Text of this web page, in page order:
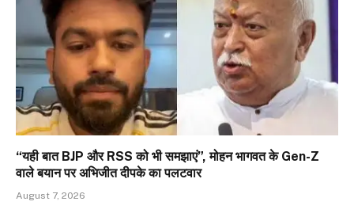
“यही बात BJP और RSS को भी समझाएं”, मोहन भागवत के Gen-Z
वाले बयान पर अभिजीत दीपके का पलटवार
August 7, 2026